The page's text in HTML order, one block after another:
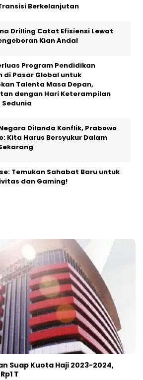
Berkelanjutan
Drilling Catat Efisiensi Lewat
Kian Andal
Program Pendidikan
di Pasar Global untuk
Talenta Masa Depan,
dengan Hari Keterampilan
Sedunia
Dilanda Konflik, Prabowo
Kita Harus Bersyukur Dalam
Temukan Sahabat Baru untuk
dan Gaming!
Suap Kuota Haji 2023-2024,
T